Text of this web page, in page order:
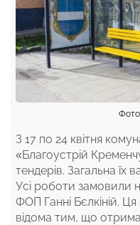
З 17 по 24 квітня
«Благоустрій
тендерів. Загальна їх
Усі роботи замовили
ФОП Ганні Бєлкіній.
відома тим, що